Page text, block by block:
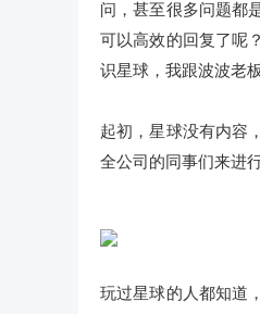
问，甚至很多问题都
可以高效的回复了呢
识星球，我跟波波老
起初，星球没有内容
全公司的同事们来进
玩过星球的人都知道